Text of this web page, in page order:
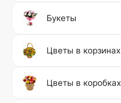
Букеты
Цветы в корзинах
Цветы в коробках